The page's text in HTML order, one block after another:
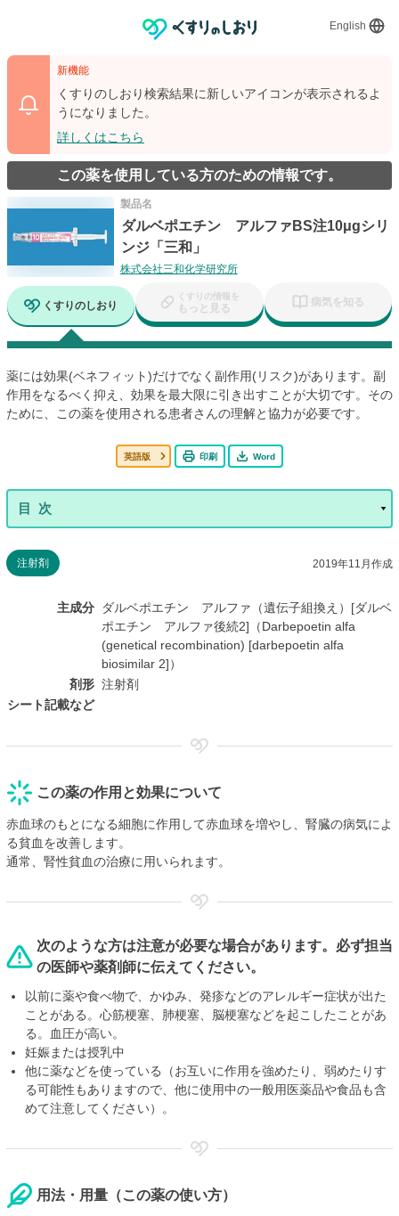
English
新機能
くすりのしおり検索結果に新しいアイコンが表示されるよ
うになりました。
詳しくはこちら
この薬を使用している方のための情報です。
製品名
ダルベポエチン アルファBS注10μgシリ
ンジ「三和」
株式会社三和化学研究所
くすりのしおり
くすりの情報を
もっと見る 病気を知る
薬には効果(ベネフィット)だけでなく副作用(リスク)があります。副
作用をなるべく抑え、効果を最大限に引き出すことが大切です。その
ために、この薬を使用される患者さんの理解と協力が必要です。
英語版 印刷 Word
注射剤 2019年11月作成
主成分
ダルベポエチン アルファ（遺伝子組換え）[ダルベ
ポエチン アルファ後続2]（Darbepoetin alfa
(genetical recombination) [darbepoetin alfa
biosimilar 2]）
剤形 注射剤
シート記載など
この薬の作用と効果について
赤血球のもとになる細胞に作用して赤血球を増やし、腎臓の病気によ
る貧血を改善します。
通常、腎性貧血の治療に用いられます。
次のような方は注意が必要な場合があります。必ず担当
の医師や薬剤師に伝えてください。
以前に薬や食べ物で、かゆみ、発疹などのアレルギー症状が出た
ことがある。心筋梗塞、肺梗塞、脳梗塞などを起こしたことがあ
る。血圧が高い。
妊娠または授乳中
他に薬などを使っている（お互いに作用を強めたり、弱めたりす
る可能性もありますので、他に使用中の一般用医薬品や食品も含
めて注意してください）。
用法・用量（この薬の使い方）